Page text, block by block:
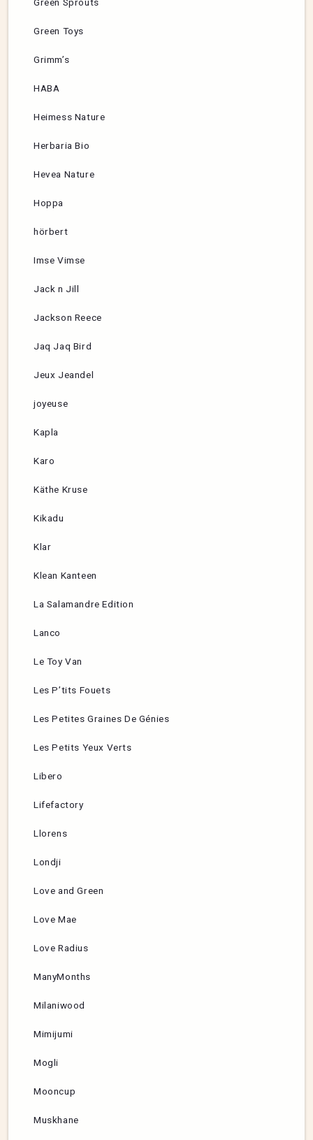
Green Sprouts
Green Toys
Grimm’s
HABA
Heimess Nature
Herbaria Bio
Hevea Nature
Hoppa
hörbert
Imse Vimse
Jack n Jill
Jackson Reece
Jaq Jaq Bird
Jeux Jeandel
joyeuse
Kapla
Karo
Käthe Kruse
Kikadu
Klar
Klean Kanteen
La Salamandre Edition
Lanco
Le Toy Van
Les P’tits Fouets
Les Petites Graines De Génies
Les Petits Yeux Verts
Libero
Lifefactory
Llorens
Londji
Love and Green
Love Mae
Love Radius
ManyMonths
Milaniwood
Mimijumi
Mogli
Mooncup
Muskhane